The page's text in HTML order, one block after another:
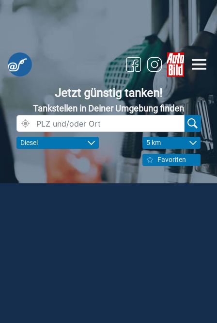
Jetzt günstig tanken!
Tankstellen in Deiner Umgebung finden
Diesel 5 km
Favoriten